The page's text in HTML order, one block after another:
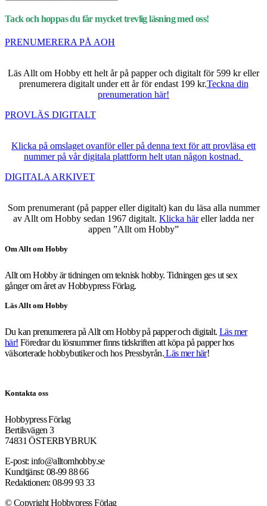
Tack och hoppas du får mycket trevlig läsning med oss!
PRENUMERERA PÅ AOH
Läs Allt om Hobby ett helt år på papper och digitalt för 599 kr eller
prenumerera digitalt under ett år för endast 199 kr.Teckna din
prenumeration här!
PROVLÄS DIGITALT
Klicka på omslaget ovanför eller på denna text för att provläsa ett
nummer på vår digitala plattform helt utan någon kostnad.
DIGITALA ARKIVET
Som prenumerant (på papper eller digitalt) kan du läsa alla nummer
av Allt om Hobby sedan 1967 digitalt. Klicka häreller ladda ner
appen ”Allt om Hobby”
Om Allt om Hobby
Allt om Hobby är tidningen om teknisk hobby. Tidningen ges ut sex
gånger om året av Hobbypress Förlag.
Läs Allt om Hobby
Du kan prenumerera på Allt om Hobby på papper och digitalt. Läs mer
här! Föredrar du lösnummer finns tidskriften att köpa på papper hos
välsorterade hobbybutiker och hos Pressbyrån.Läs mer här!
Kontakta oss
Hobbypress Förlag
Bertilsvägen 3
74831 ÖSTERBYBRUK
E-post: info@alltomhobby.se
Kundtjänst: 08-99 88 66
Redaktionen: 08-99 93 33
© Copyright Hobbypress Förlag